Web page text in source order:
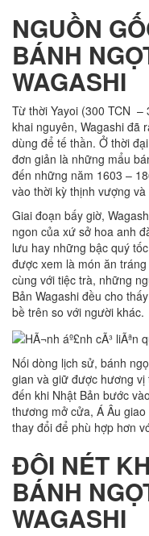
NGUỒN
BÁNH
WAGASHI
Từ thời Yayoi (300 TCN –
khai nguyên, Wagashi đã
dùng để tế thần. Ở thời
đơn giản là những mẩu
đến những năm 1603 –
vào thời kỳ thịnh vượng
Giai đoạn bấy giờ,
ngon của xứ sở hoa anh
lưu hay những bậc quý
được xem là món ăn
cùng với tiệc trà, những
Bản Wagashi đều cho
bề trên so với người khác.
Nối dòng lịch sử, bánh
gian và giữ được hương
đến khi Nhật Bản bước
thương mở cửa, Á Âu
thay đổi để phù hợp hơn
ĐÔI NÉT
BÁNH
WAGASHI